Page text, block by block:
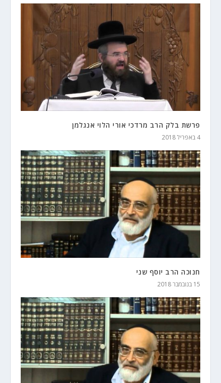
פרשת בלק הרב מרדכי אורי הלוי אנגלמן
4 באפריל 2018
חנוכה הרב יוסף שני
15 בנובמבר 2018